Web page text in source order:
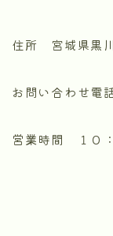
住所 宮城県黒
お問い合わせ電
営業時間 １０